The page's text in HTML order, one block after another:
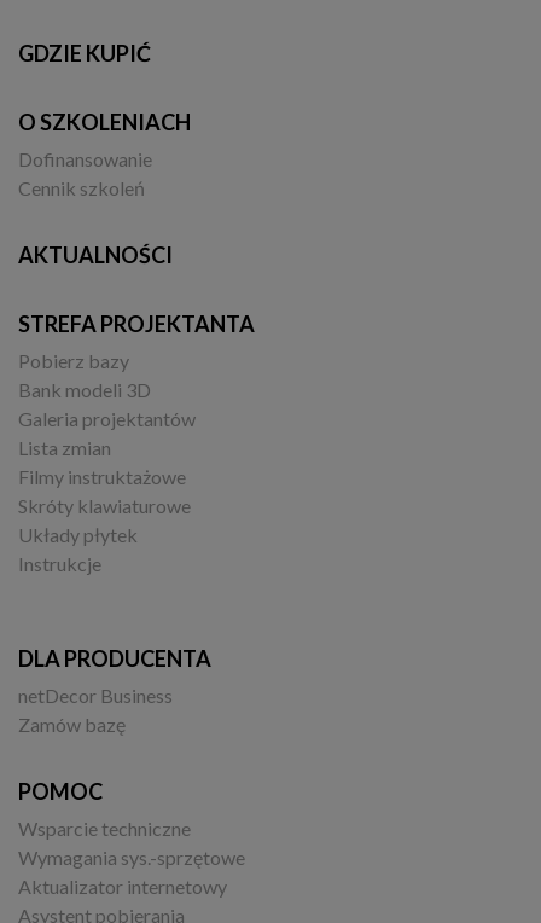
GDZIE KUPIĆ
O SZKOLENIACH
Dofinansowanie
Cennik szkoleń
AKTUALNOŚCI
STREFA PROJEKTANTA
Pobierz bazy
Bank modeli 3D
Galeria projektantów
Lista zmian
Filmy instruktażowe
Skróty klawiaturowe
Układy płytek
Instrukcje
DLA PRODUCENTA
netDecor Business
Zamów bazę
POMOC
Wsparcie techniczne
Wymagania sys.-sprzętowe
Aktualizator internetowy
Asystent pobierania